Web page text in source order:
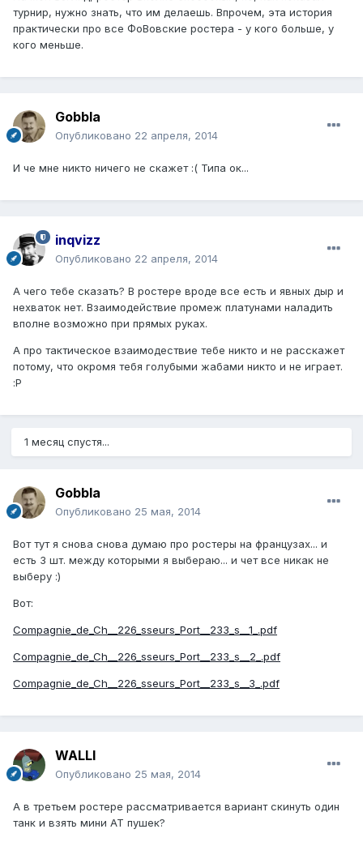
турнир, нужно знать, что им делаешь. Впрочем, эта история
практически про все ФоВовские ростера - у кого больше, у
кого меньше.
Gobbla
Опубликовано 22 апреля, 2014
И че мне никто ничего не скажет :( Типа ок...
inqvizz
Опубликовано 22 апреля, 2014
А чего тебе сказать? В ростере вроде все есть и явных дыр и
нехваток нет. Взаимодействие промеж платунами наладить
вполне возможно при прямых руках.
А про тактическое взаимодествие тебе никто и не расскажет
потому, что окромя тебя голубыми жабами никто и не играет.
:P
1 месяц спустя...
Gobbla
Опубликовано 25 мая, 2014
Вот тут я снова снова думаю про ростеры на французах... и
есть 3 шт. между которыми я выбераю... и чет все никак не
выберу :)
Вот:
Compagnie_de_Ch__226_sseurs_Port__233_s__1_.pdf
Compagnie_de_Ch__226_sseurs_Port__233_s__2_.pdf
Compagnie_de_Ch__226_sseurs_Port__233_s__3_.pdf
WALLI
Опубликовано 25 мая, 2014
А в третьем ростере рассматривается вариант скинуть один
танк и взять мини АТ пушек?